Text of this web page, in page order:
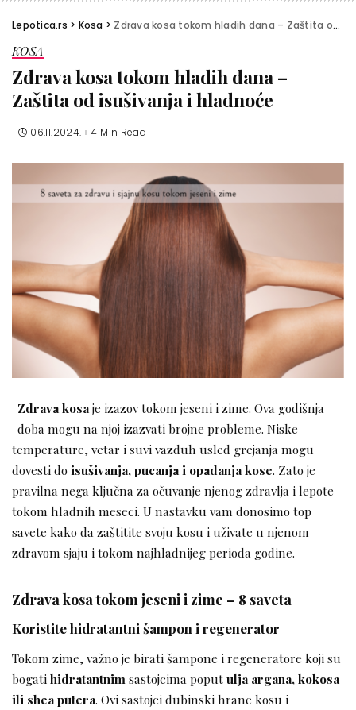
Lepotica.rs > Kosa > Zdrava kosa tokom hladih dana – Zaštita od isušivanja i hladnoće
KOSA
Zdrava kosa tokom hladih dana –
Zaštita od isušivanja i hladnoće
06.11.2024. 4 Min Read
Zdrava kosaje izazov tokom jeseni i zime. Ova godišnja
doba mogu na njoj izazvati brojne probleme. Niske
temperature, vetar i suvi vazduh usled grejanja mogu
dovesti doisušivanja, pucanja i opadanja kose. Zato je
pravilna nega ključna za očuvanje njenog zdravlja i lepote
tokom hladnih meseci. U nastavku vam donosimo top
savete kako da zaštitite svoju kosu i uživate u njenom
zdravom sjaju i tokom najhladnijeg perioda godine.
Zdrava kosa tokom jeseni i zime – 8 saveta
Koristite hidratantni šampon i regenerator
Tokom zime, važno je birati šampone i regeneratore koji su
bogatihidratantnim sastojcima poputulja argana, kokosa
ili shea putera. Ovi sastojci dubinski hrane kosu i